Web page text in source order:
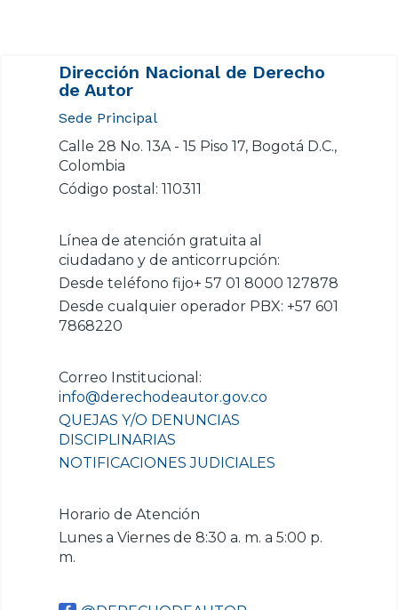
Dirección Nacional de Derecho
de Autor
Sede Principal
Calle 28 No. 13A - 15 Piso 17, Bogotá D.C.,
Colombia
Código postal: 110311
Línea de atención gratuita al
ciudadano y de anticorrupción:
Desde teléfono fijo+ 57 01 8000 127878
Desde cualquier operador PBX: +57 601
7868220
Correo Institucional:
info@derechodeautor.gov.co
QUEJAS Y/O DENUNCIAS
DISCIPLINARIAS
NOTIFICACIONES JUDICIALES
Horario de Atención
Lunes a Viernes de 8:30 a. m. a 5:00 p.
m.